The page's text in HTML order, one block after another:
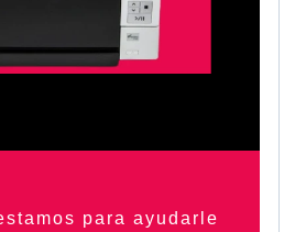
para ayudarle